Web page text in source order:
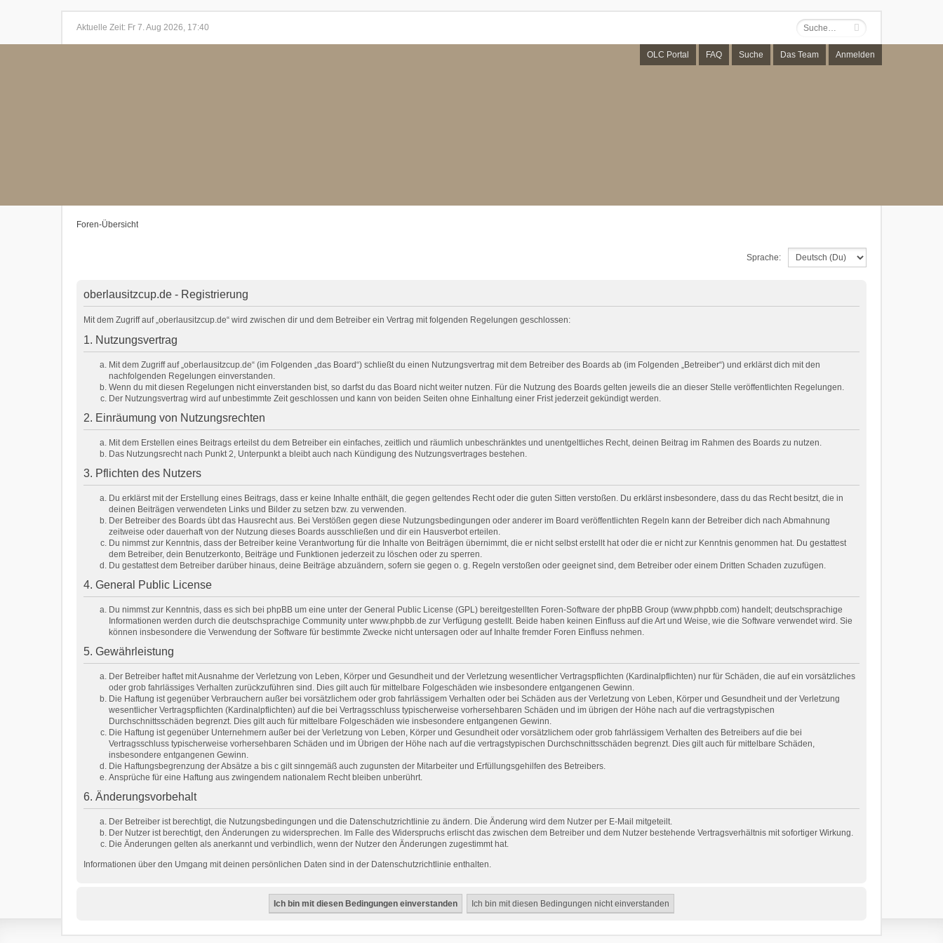
Aktuelle Zeit: Fr 7. Aug 2026, 17:40
OLC Portal FAQ Suche Das Team Anmelden
Foren-Übersicht
Sprache:
oberlausitzcup.de - Registrierung
Mit dem Zugriff auf „oberlausitzcup.de“ wird zwischen dir und dem Betreiber ein Vertrag mit folgenden Regelungen geschlossen:
1. Nutzungsvertrag
Mit dem Zugriff auf „oberlausitzcup.de“ (im Folgenden „das Board“) schließt du einen Nutzungsvertrag mit dem Betreiber des Boards ab (im Folgenden „Betreiber“) und erklärst dich mit den
nachfolgenden Regelungen einverstanden.
Wenn du mit diesen Regelungen nicht einverstanden bist, so darfst du das Board nicht weiter nutzen. Für die Nutzung des Boards gelten jeweils die an dieser Stelle veröffentlichten Regelungen.
Der Nutzungsvertrag wird auf unbestimmte Zeit geschlossen und kann von beiden Seiten ohne Einhaltung einer Frist jederzeit gekündigt werden.
2. Einräumung von Nutzungsrechten
Mit dem Erstellen eines Beitrags erteilst du dem Betreiber ein einfaches, zeitlich und räumlich unbeschränktes und unentgeltliches Recht, deinen Beitrag im Rahmen des Boards zu nutzen.
Das Nutzungsrecht nach Punkt 2, Unterpunkt a bleibt auch nach Kündigung des Nutzungsvertrages bestehen.
3. Pflichten des Nutzers
Du erklärst mit der Erstellung eines Beitrags, dass er keine Inhalte enthält, die gegen geltendes Recht oder die guten Sitten verstoßen. Du erklärst insbesondere, dass du das Recht besitzt, die in
deinen Beiträgen verwendeten Links und Bilder zu setzen bzw. zu verwenden.
Der Betreiber des Boards übt das Hausrecht aus. Bei Verstößen gegen diese Nutzungsbedingungen oder anderer im Board veröffentlichten Regeln kann der Betreiber dich nach Abmahnung
zeitweise oder dauerhaft von der Nutzung dieses Boards ausschließen und dir ein Hausverbot erteilen.
Du nimmst zur Kenntnis, dass der Betreiber keine Verantwortung für die Inhalte von Beiträgen übernimmt, die er nicht selbst erstellt hat oder die er nicht zur Kenntnis genommen hat. Du gestattest
dem Betreiber, dein Benutzerkonto, Beiträge und Funktionen jederzeit zu löschen oder zu sperren.
Du gestattest dem Betreiber darüber hinaus, deine Beiträge abzuändern, sofern sie gegen o. g. Regeln verstoßen oder geeignet sind, dem Betreiber oder einem Dritten Schaden zuzufügen.
4. General Public License
Du nimmst zur Kenntnis, dass es sich bei phpBB um eine unter der General Public License (GPL) bereitgestellten Foren-Software der phpBB Group (www.phpbb.com) handelt; deutschsprachige
Informationen werden durch die deutschsprachige Community unter www.phpbb.de zur Verfügung gestellt. Beide haben keinen Einfluss auf die Art und Weise, wie die Software verwendet wird. Sie
können insbesondere die Verwendung der Software für bestimmte Zwecke nicht untersagen oder auf Inhalte fremder Foren Einfluss nehmen.
5. Gewährleistung
Der Betreiber haftet mit Ausnahme der Verletzung von Leben, Körper und Gesundheit und der Verletzung wesentlicher Vertragspflichten (Kardinalpflichten) nur für Schäden, die auf ein vorsätzliches
oder grob fahrlässiges Verhalten zurückzuführen sind. Dies gilt auch für mittelbare Folgeschäden wie insbesondere entgangenen Gewinn.
Die Haftung ist gegenüber Verbrauchern außer bei vorsätzlichem oder grob fahrlässigem Verhalten oder bei Schäden aus der Verletzung von Leben, Körper und Gesundheit und der Verletzung
wesentlicher Vertragspflichten (Kardinalpflichten) auf die bei Vertragsschluss typischerweise vorhersehbaren Schäden und im übrigen der Höhe nach auf die vertragstypischen
Durchschnittsschäden begrenzt. Dies gilt auch für mittelbare Folgeschäden wie insbesondere entgangenen Gewinn.
Die Haftung ist gegenüber Unternehmern außer bei der Verletzung von Leben, Körper und Gesundheit oder vorsätzlichem oder grob fahrlässigem Verhalten des Betreibers auf die bei
Vertragsschluss typischerweise vorhersehbaren Schäden und im Übrigen der Höhe nach auf die vertragstypischen Durchschnittsschäden begrenzt. Dies gilt auch für mittelbare Schäden,
insbesondere entgangenen Gewinn.
Die Haftungsbegrenzung der Absätze a bis c gilt sinngemäß auch zugunsten der Mitarbeiter und Erfüllungsgehilfen des Betreibers.
Ansprüche für eine Haftung aus zwingendem nationalem Recht bleiben unberührt.
6. Änderungsvorbehalt
Der Betreiber ist berechtigt, die Nutzungsbedingungen und die Datenschutzrichtlinie zu ändern. Die Änderung wird dem Nutzer per E-Mail mitgeteilt.
Der Nutzer ist berechtigt, den Änderungen zu widersprechen. Im Falle des Widerspruchs erlischt das zwischen dem Betreiber und dem Nutzer bestehende Vertragsverhältnis mit sofortiger Wirkung.
Die Änderungen gelten als anerkannt und verbindlich, wenn der Nutzer den Änderungen zugestimmt hat.
Informationen über den Umgang mit deinen persönlichen Daten sind in der Datenschutzrichtlinie enthalten.